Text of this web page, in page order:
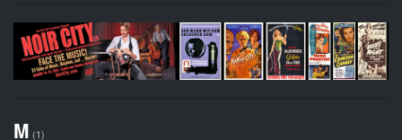
M (1)